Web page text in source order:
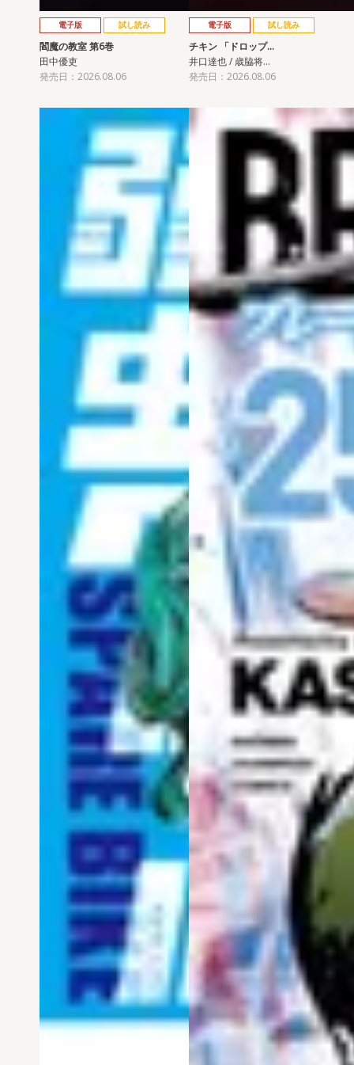
電子版 試し読み
閻魔の教室 第6巻
田中優吏
発売日：2026.08.06
電子版 試し読み
チキン 「ドロップ…
井口達也 / 歳脇将…
発売日：2026.08.06